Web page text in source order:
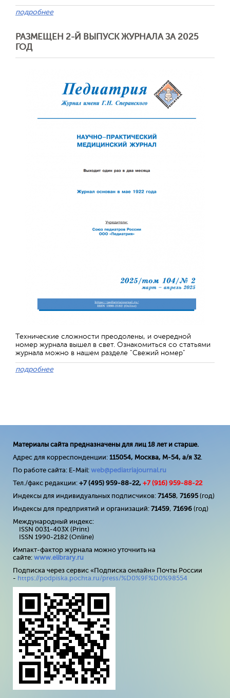
подробнее
РАЗМЕЩЕН 2-Й ВЫПУСК ЖУРНАЛА ЗА 2025
ГОД
Технические сложности преодолены, и очередной
номер журнала вышел в свет. Ознакомиться со статьями
журнала можно в нашем разделе "Свежий номер"
подробнее
Материалы сайта предназначены для лиц 18 лет и старше.
Адрес для корреспонденции: 115054, Москва, М-54, а/я 32.
По работе сайта: E-Mail: web@pediatriajournal.ru
Тел./факс редакции: +7 (495) 959-88-22, +7 (916) 959-88-22
Индексы для индивидуальных подписчиков: 71458, 71695(год)
Индексы для предприятий и организаций: 71459, 71696 (год)
Международный индекс:
ISSN 0031-403X (Print)
ISSN 1990-2182 (Online)
Импакт-фактор журнала можно уточнить на
сайте: www.elibrary.ru
Подписка через сервис «Подписка онлайн» Почты России
- https://podpiska.pochta.ru/press/%D0%9F%D0%98554